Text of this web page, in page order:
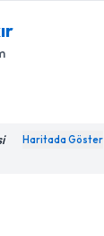
Haritada Göster